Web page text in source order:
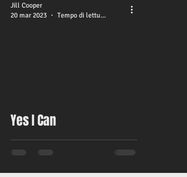
Yes I Can
Jill Cooper
20 mar 2023
Tempo di lettura: 1 min